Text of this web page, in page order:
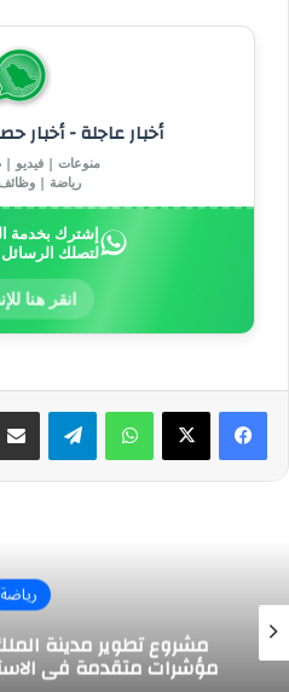
أخبار عاجلة - أخبار
منوعات | فيديو |
رياضة |
إشترك بخدمة
لتصلك الرسائل
انقر هنا
واتسابتيلقرام
رياضة
مشروع تطوير مدينة
مؤشرات متقدمة في